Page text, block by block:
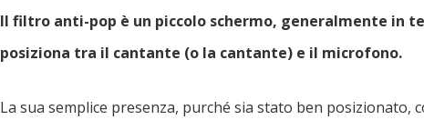
Il filtro anti-pop è un piccolo schermo, generalmente in
posiziona tra il cantante (o la cantante) e il microfono.
La sua semplice presenza, purché sia stato ben posizionato,